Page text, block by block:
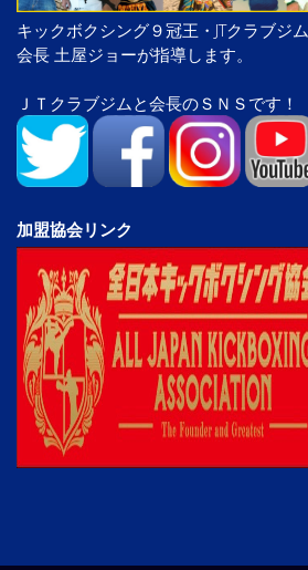
キックボクシング９冠王・JTクラブジム
会長 土屋ジョーが指導します。
ＪＴクラブジムと会長のＳＮＳです！
加盟協会リンク